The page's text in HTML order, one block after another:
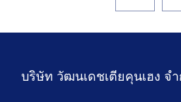
บริษัท วัฒนเดชเตียคุนเฮง จ